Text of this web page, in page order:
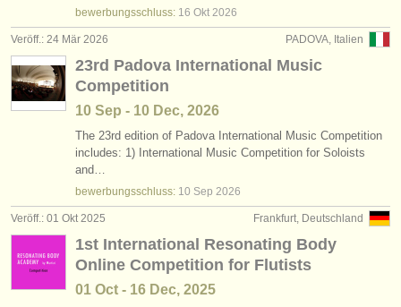
bewerbungsschluss: 16 Okt 2026
PADOVA, Italien
Veröff.: 24 Mär 2026
23rd Padova International Music
Competition
10 Sep - 10 Dec, 2026
The 23rd edition of Padova International Music Competition
includes: 1) International Music Competition for Soloists
and…
bewerbungsschluss: 10 Sep 2026
Frankfurt, Deutschland
Veröff.: 01 Okt 2025
1st International Resonating Body
Online Competition for Flutists
01 Oct - 16 Dec, 2025